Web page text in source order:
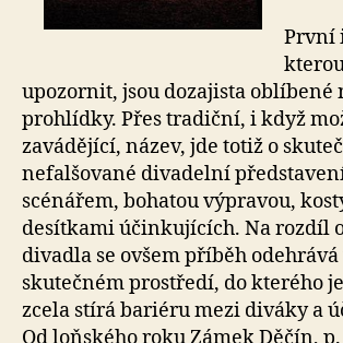
První
upozornit, jsou dozajista oblíbené
prohlídky. Přes tradiční, i když
zavádějící, název, jde totiž o
nefalšované divadelní
scénářem, bohatou výpravou,
desítkami účinkujících. Na rozdíl
divadla se ovšem příběh odehrává
skutečném prostředí, do kterého
zcela stírá bariéru mezi diváky a
Od loňského roku Zámek Děčín,